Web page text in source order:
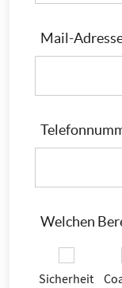
Mail-
Welchen
Sicherheit